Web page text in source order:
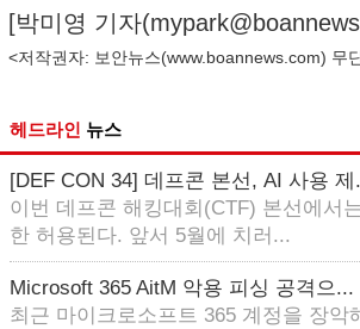
[박미영 기자(
<저작권자: 보안뉴스(www.boannews.com) 무
헤드라인 뉴스
[DEF CON 34] 데프콘 본선, AI 사용 제
이번 데프콘 해킹대회(CTF) 본선에서
한 허용된다. 앞서 5월에 치러...
Microsoft 365 AitM 악용 피싱 공격으...
최근 마이크로소프트 365 계정을 장악